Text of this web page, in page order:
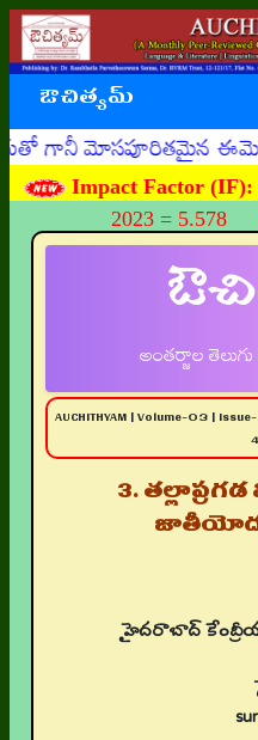
ఔచిత్యమ్
ఈమెయిళ్ళు,
Impact Factor (IF):
2023 = 5.578
అంతర్జాల
AUCHITHYAM | Volume-03 |
౩.
హైదరాబాద్